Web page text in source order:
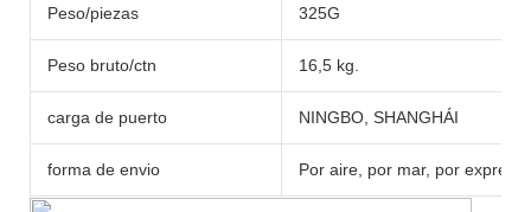
Peso/piezas 325G
Peso bruto/ctn 16,5 kg.
carga de puerto NINGBO, SHANGHÁI
forma de envio Por aire, por mar, por expreso